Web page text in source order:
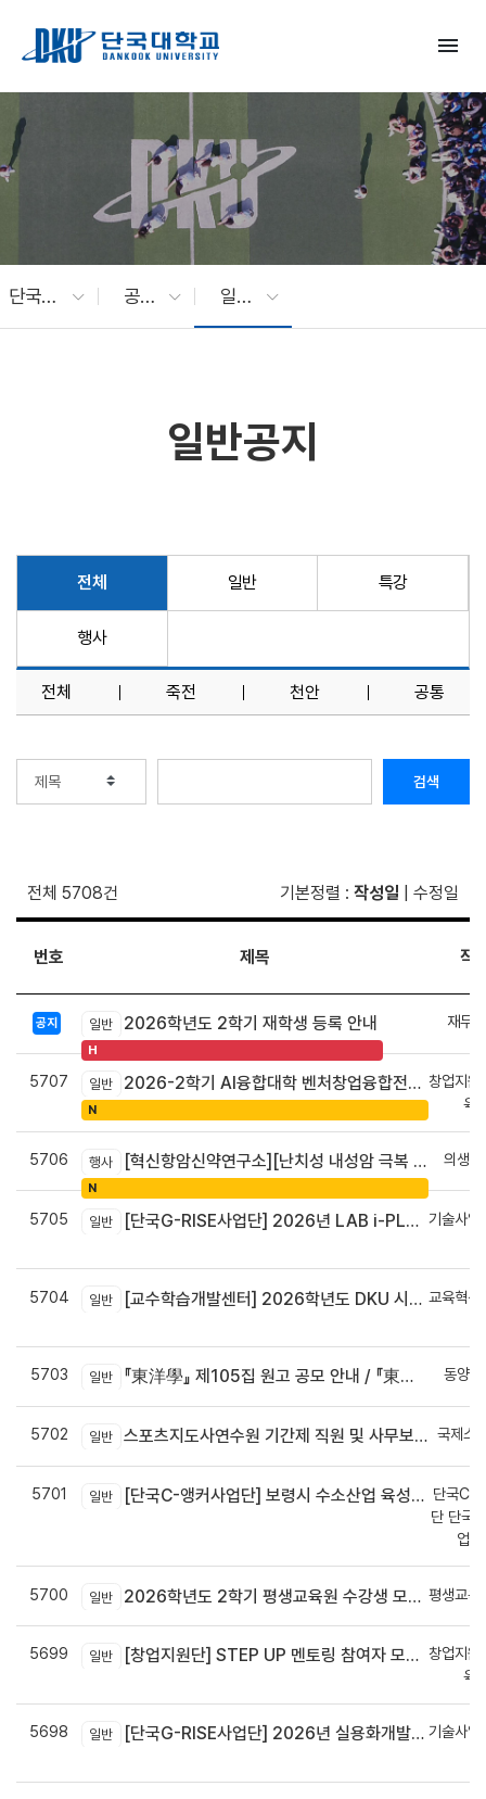
menu
단국대 소식 공지사항 일반공지
일반공지
전체 일반 특강
행사
전체 죽전 천안 공통
검색
전체 5708건 기본정렬 : 작성일 수정일
번호 제목 작
공지 일반 2026학년도 2학기 재학생 등록 안내
H
재무
5707 일반 2026-2학기 AI융합대학 벤처창업융합전공 안내
N
창업지원
육
5706 행사 [혁신항암신약연구소][난치성 내성암 극복 차세대 신약개발 글로벌 사업단] 심포지엄 8월 24일 ~ 25일
N
의생
5705 일반 [단국G-RISE사업단] 2026년 LAB i-PLUG 프로그램 과제 공고(~10.9.(금)까지)
기술사업
5704 일반 [교수학습개발센터] 2026학년도 DKU 시그니처 교수법 적용 교과목 개발 신청 안내
교육혁신
5703 일반 『東洋學』 제105집 원고 공모 안내 / 『東洋學』第105輯征稿启事 / Call for Papers : The Oriental Studies, the 105th Issue 동양
5702 일반 스포츠지도사연수원 기간제 직원 및 사무보조원 채용 공고 국제스
5701 일반 [단국C-앵커사업단] 보령시 수소산업 육성을 위한 기업 지원사업 모집공고
단국C-
단 단국
업
5700 일반 2026학년도 2학기 평생교육원 수강생 모집안내 평생교육
5699 일반 [창업지원단] STEP UP 멘토링 참여자 모집(~7월 29일)
창업지원
육
5698 일반 [단국G-RISE사업단] 2026년 실용화개발 지원(Grant) 과제 공고_~8/14(금)까지
기술사업